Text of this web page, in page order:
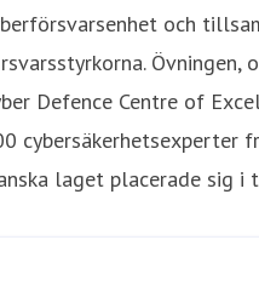
och
Övningen,
Defence Centre of
cybersäkerhetsexperter
laget placerade sig i